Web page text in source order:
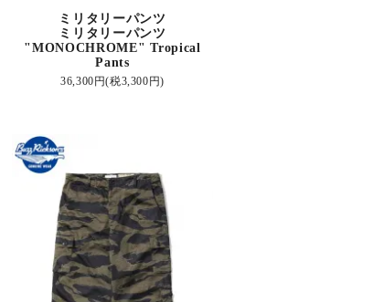
ミリタリーパンツ
ミリタリーパンツ
"MONOCHROME" Tropical
Pants
36,300円(税3,300円)